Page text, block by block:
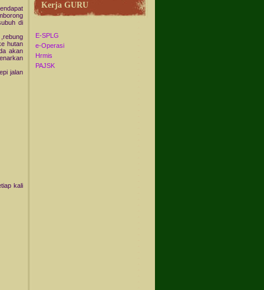
di
hutan
akan
jalan
kali
Kerja GURU
E-SPLG
e-Operasi
Hrmis
PAJSK